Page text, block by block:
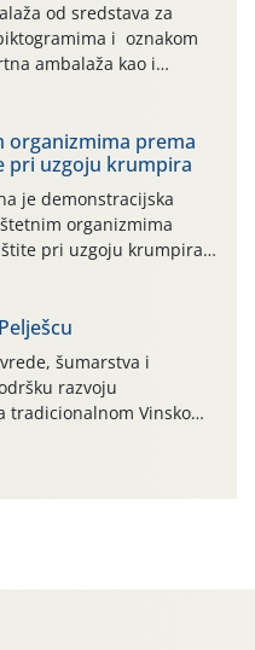
od sredstava za
i oznakom
ambalaža kao i
sredstva za zaštitu
gnojiva,) se ne
besplatni povrat
AGROCHEM-MAKS,
[…]
organizmima prema
pri uzgoju krumpira
je demonstracijska
organizmima
pri uzgoju krumpira"
naselja Belica (ARKOD
Međimurske županije).
šumarstva i
razvoju
tradicionalnom Vinskom
u Domu vinarske
Pelješcu, u